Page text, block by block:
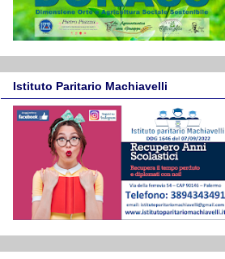
Istituto Paritario Machiavelli